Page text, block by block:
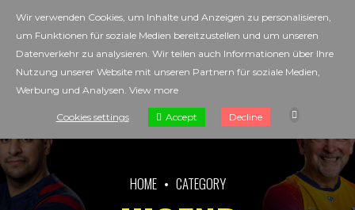
HOME CATEGORY
Wir verwenden Cookies, um Inhalte und Anzeigen zu personalisieren,
um Funktionen für soziale Medien bereitzustellen und um unseren
Datenverkehr zu analysieren. Wir teilen auch Informationen über Ihre
Nutzung unserer Website mit unseren Partnern für soziale Medien,
Werbung und Analysen. View more
Cookies settings Accept Decline